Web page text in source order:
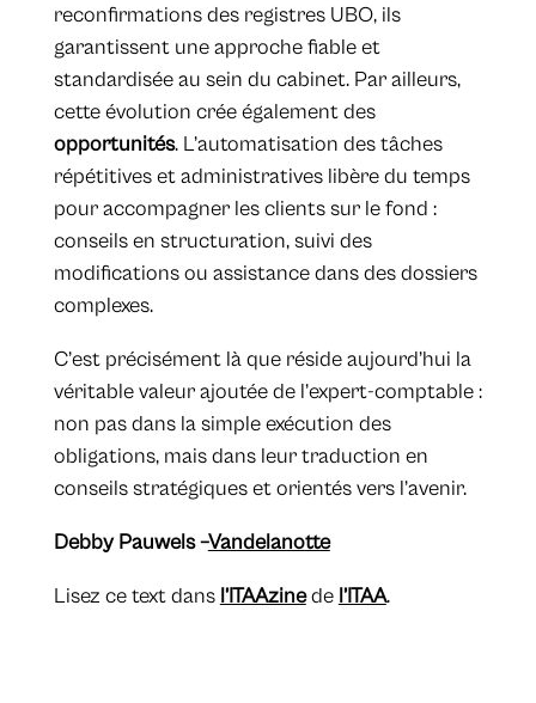
reconfirmations des registres UBO, ils
garantissent une approche fiable et
standardisée au sein du cabinet. Par ailleurs,
cette évolution crée également des
opportunités. L’automatisation des tâches
répétitives et administratives libère du temps
pour accompagner les clients sur le fond :
conseils en structuration, suivi des
modifications ou assistance dans des dossiers
complexes.
C’est précisément là que réside aujourd’hui la
véritable valeur ajoutée de l’expert-comptable :
non pas dans la simple exécution des
obligations, mais dans leur traduction en
conseils stratégiques et orientés vers l’avenir.
Debby Pauwels –Vandelanotte
​​​​Lisez ce text dans l’ITAAzinede l’ITAA.